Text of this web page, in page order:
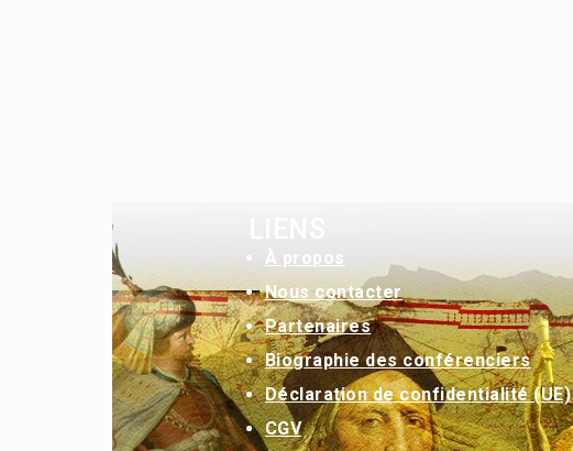
À propos
Nous contacter
Partenaires
Biographie des conférenciers
Déclaration de confidentialité (UE)
CGV